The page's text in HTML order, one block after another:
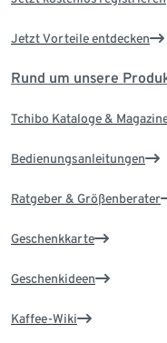
Jetzt Vorteile entdecken
Rund um unsere
Tchibo Kataloge &
Bedienungsanleitungen
Ratgeber & Größenberater
Geschenkkarte
Geschenkideen
Kaffee-Wiki